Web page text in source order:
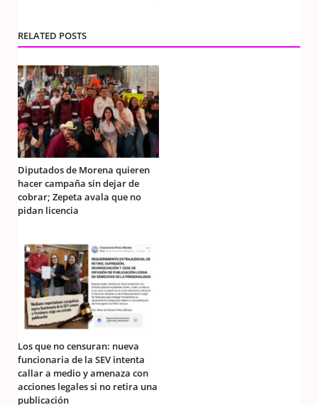
RELATED POSTS
Diputados de Morena quieren
hacer campaña sin dejar de
cobrar; Zepeta avala que no
pidan licencia
Los que no censuran: nueva
funcionaria de la SEV intenta
callar a medio y amenaza con
acciones legales si no retira una
publicación